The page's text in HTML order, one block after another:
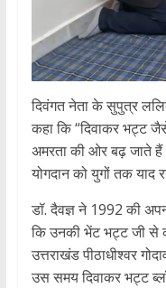
दिवंगत नेता के सुपुत्र
कहा कि “दिवाकर भट्ट
अमरता की ओर बढ़ जाते
योगदान को युगों तक याद
डॉ. दैवज्ञ ने 1992 की
कि उनकी भेंट भट्ट जी से
उत्तराखंड पीठाधीश्वर
उस समय दिवाकर भट्ट